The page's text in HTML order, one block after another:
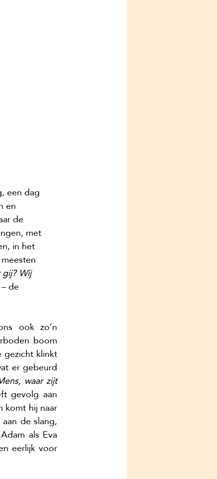
een dag
en
de
met
in het
gij? Wij
de
ook zo’n
boom
klinkt
er gebeurd
waar zijt
gevolg aan
komt hij naar
de slang,
als Eva
eerlijk voor